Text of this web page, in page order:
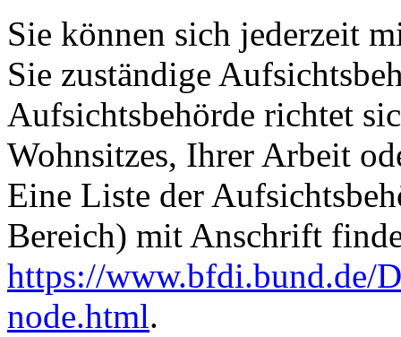
Sie können sich jederzeit
Sie zuständige
Aufsichtsbehörde richtet
Wohnsitzes, Ihrer Arbeit
Eine Liste der
Bereich) mit Anschrift
https://www.bfdi.bund.de/
node.html.